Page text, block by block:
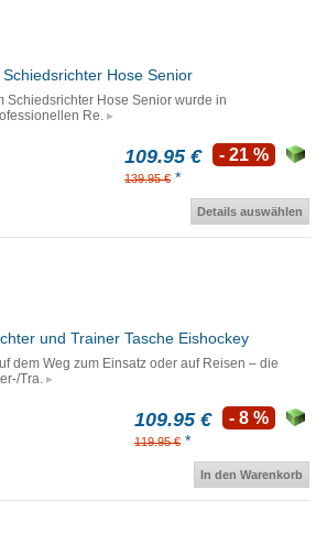
Hose Senior
Schiedsrichter Hose Senior wurde in
Re.
109.95 €
139.95 € *
- 21 %
Details auswählen
und Trainer Tasche Eishockey
dem Weg zum Einsatz oder auf Reisen – die
Tra.
109.95 €
119.95 € *
- 8 %
In den Warenkorb